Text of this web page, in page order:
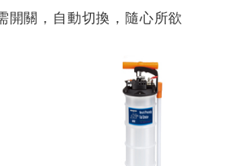
開關，自動切換，隨心所欲